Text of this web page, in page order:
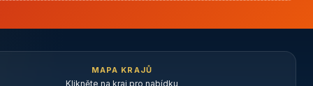
MAPA KRAJŮ
Klikněte na kraj pro nabídku